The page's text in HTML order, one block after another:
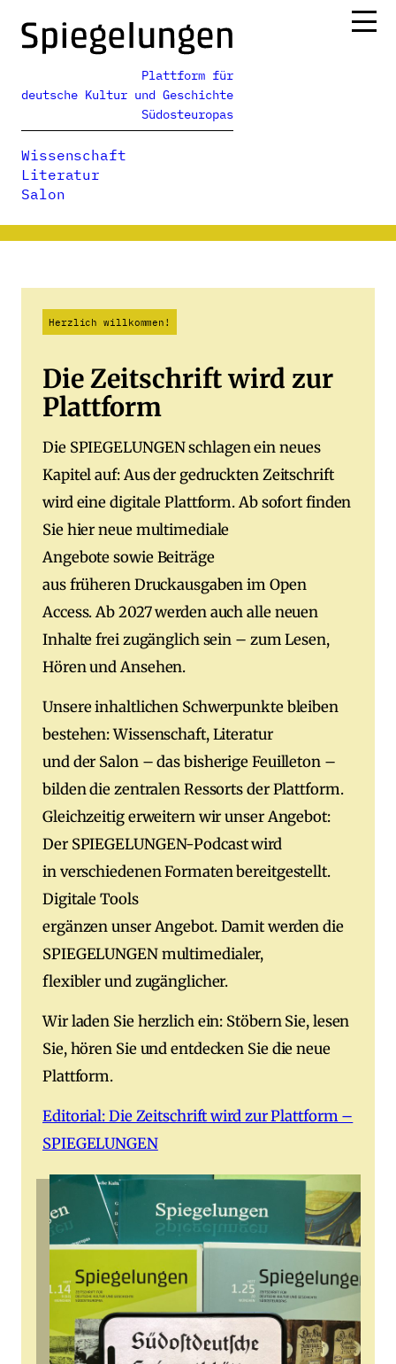
Inhalt
springen
Plattform für
deutsche Kultur und Geschichte
Südosteuropas
Wissenschaft
Literatur
Salon
Über uns
Podcasts
Herzlich willkommen!
Die Zeitschrift wird zur
Plattform
Die SPIEGELUNGEN schlagen ein neues
Kapitel auf: Aus der gedruckten Zeitschrift
wird eine digitale Plattform. Ab sofort finden
Sie hier neue multimediale
Angebote sowie Beiträge
aus früheren Druckausgaben im Open
Access. Ab 2027 werden auch alle neuen
Inhalte frei zugänglich sein – zum Lesen,
Hören und Ansehen.
Unsere inhaltlichen Schwerpunkte bleiben
bestehen: Wissenschaft, Literatur
und der Salon – das bisherige Feuilleton –
bilden die zentralen Ressorts der Plattform.
Gleichzeitig erweitern wir unser Angebot:
Der SPIEGELUNGEN-Podcast wird
in verschiedenen Formaten bereitgestellt.
Digitale Tools
ergänzen unser Angebot. Damit werden die
SPIEGELUNGEN multimedialer,
flexibler und zugänglicher.
Wir laden Sie herzlich ein: Stöbern Sie, lesen
Sie, hören Sie und entdecken Sie die neue
Plattform.
Editorial: Die Zeitschrift wird zur Plattform –
SPIEGELUNGEN